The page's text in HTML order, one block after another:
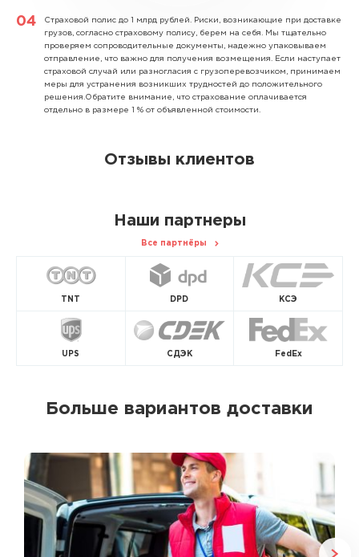
Страховой полис до 1 млрд рублей. Риски, возникающие при доставке
грузов, согласно страховому полису, берем на себя. Мы тщательно
проверяем сопроводительные документы, надежно упаковываем
отправление, что важно для получения возмещения. Если наступает
страховой случай или разногласия с грузоперевозчиком, принимаем
меры для устранения возникших трудностей до положительного
решения.Обратите внимание, что страхование оплачивается
отдельно в размере 1 % от объявленной стоимости.
Отзывы клиентов
Наши партнеры
Все партнёры
TNT DPD КСЭ
UPS СДЭК FedEx
Больше вариантов доставки